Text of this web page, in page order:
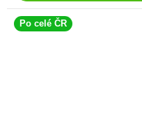
Po celé ČR